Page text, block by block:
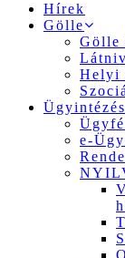
Hírek
Gölle
Gölle
Helyi
Ügyintézés
e-